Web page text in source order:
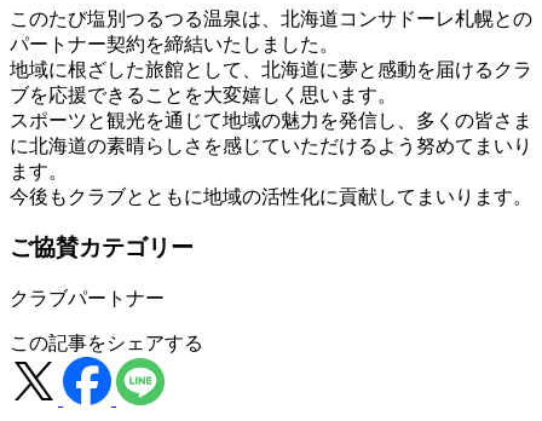
このたび塩別つるつる温泉は、北海道コンサドーレ札幌との
パートナー契約を締結いたしました。
地域に根ざした旅館として、北海道に夢と感動を届けるクラ
ブを応援できることを大変嬉しく思います。
スポーツと観光を通じて地域の魅力を発信し、多くの皆さま
に北海道の素晴らしさを感じていただけるよう努めてまいり
ます。
今後もクラブとともに地域の活性化に貢献してまいります。
ご協賛カテゴリー
クラブパートナー
この記事をシェアする